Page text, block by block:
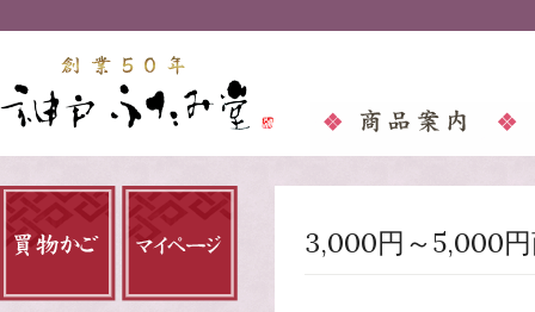
3,000円～5,000